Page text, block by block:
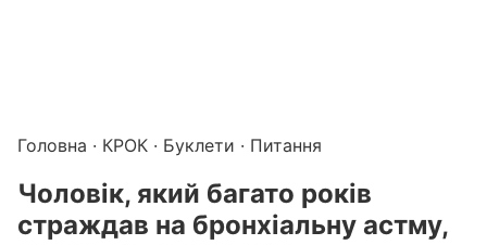
Головна · КРОК · Буклети · Питання
Чоловік, який багато років
страждав на бронхіальну астму,